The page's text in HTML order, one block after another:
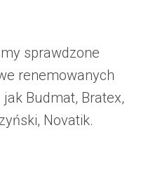
sprawdzone
renemowanych
Budmat, Bratex,
Novatik.